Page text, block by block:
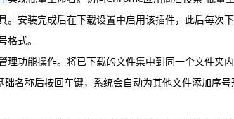
。安装完成后在下载设置中启用该插件，此后每次
格式。
理功能操作。将已下载的文件集中到同一个文件夹
础名称后按回车键，系统会自动为其他文件添加序